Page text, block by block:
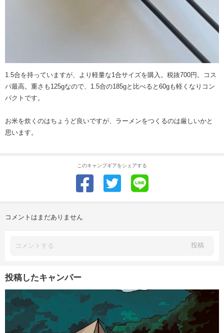
1.5合を持っていますが、より軽量な1合サイズを購入。税抜700円。コス
パ最高。重さも125gなので、1.5合の185gと比べると60gも軽くなりコン
パクトです。
お米を炊くのはちょうど良いですが、ラーメンをつくるのは厳しいかと
思います。
このキャンプギアをシェアする
コメントはまだありません
投稿
投稿したキャンパー